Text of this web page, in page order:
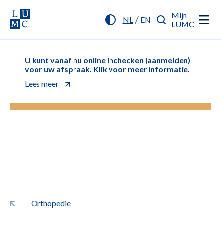
NL/ EN
Mijn
LUMC
U kunt vanaf nu online inchecken (aanmelden)
voor uw afspraak. Klik voor meer informatie.
Lees meer
Orthopedie